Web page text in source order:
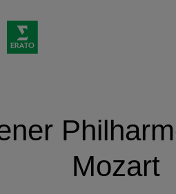
Mozart